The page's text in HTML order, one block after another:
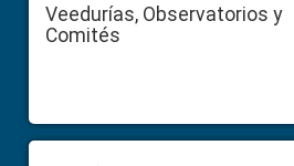
Veedurías, Observatorios y
Comités